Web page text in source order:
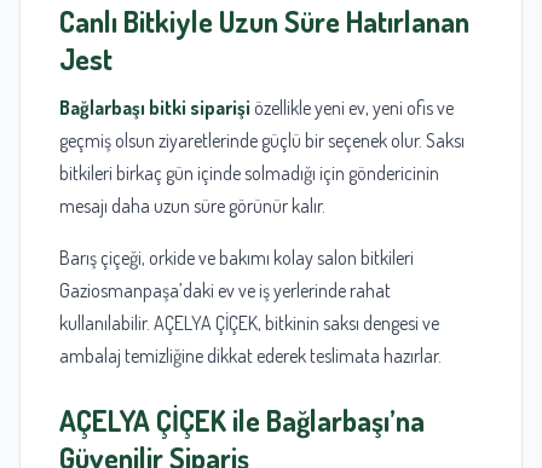
Canlı Bitkiyle Uzun Süre Hatırlanan
Jest
Bağlarbaşı bitki siparişi özellikle yeni ev, yeni ofis ve
geçmiş olsun ziyaretlerinde güçlü bir seçenek olur. Saksı
bitkileri birkaç gün içinde solmadığı için göndericinin
mesajı daha uzun süre görünür kalır.
Barış çiçeği, orkide ve bakımı kolay salon bitkileri
Gaziosmanpaşa’daki ev ve iş yerlerinde rahat
kullanılabilir. AÇELYA ÇİÇEK, bitkinin saksı dengesi ve
ambalaj temizliğine dikkat ederek teslimata hazırlar.
AÇELYA ÇİÇEK ile Bağlarbaşı’na
Güvenilir Sipariş